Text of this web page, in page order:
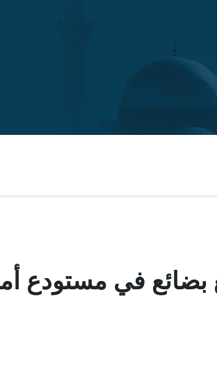
بضائع في مستودع